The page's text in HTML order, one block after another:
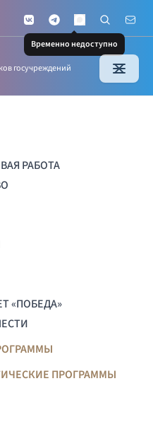
VKontakteTelegramMAX
Временно недоступно
Поиск по
Почта
госучреждений
РАБОТА
«ПОБЕДА»
ПРОГРАММЫ